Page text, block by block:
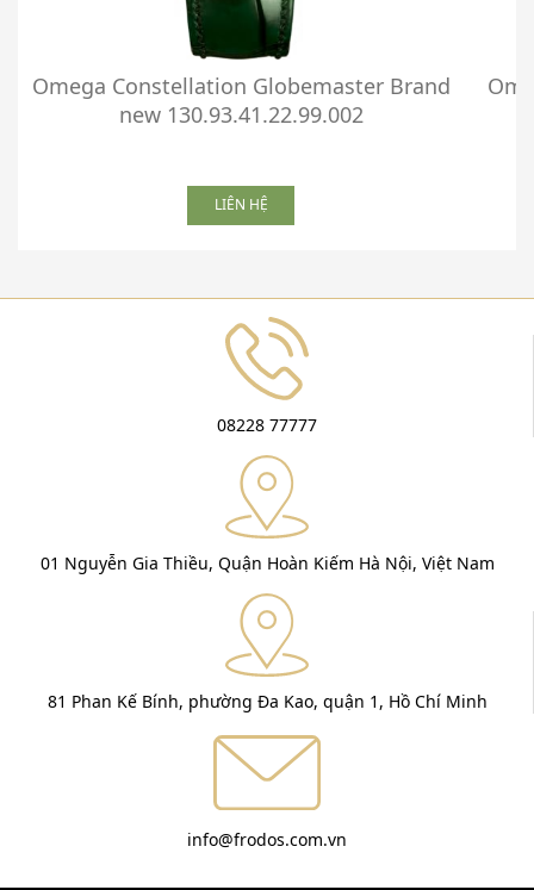
Omega Constellation Globemaster Brand
new 130.93.41.22.99.002
LIÊN HỆ
08228 77777
01 Nguyễn Gia Thiều, Quận Hoàn Kiếm Hà Nội, Việt Nam
81 Phan Kế Bính, phường Đa Kao, quận 1, Hồ Chí Minh
info@frodos.com.vn